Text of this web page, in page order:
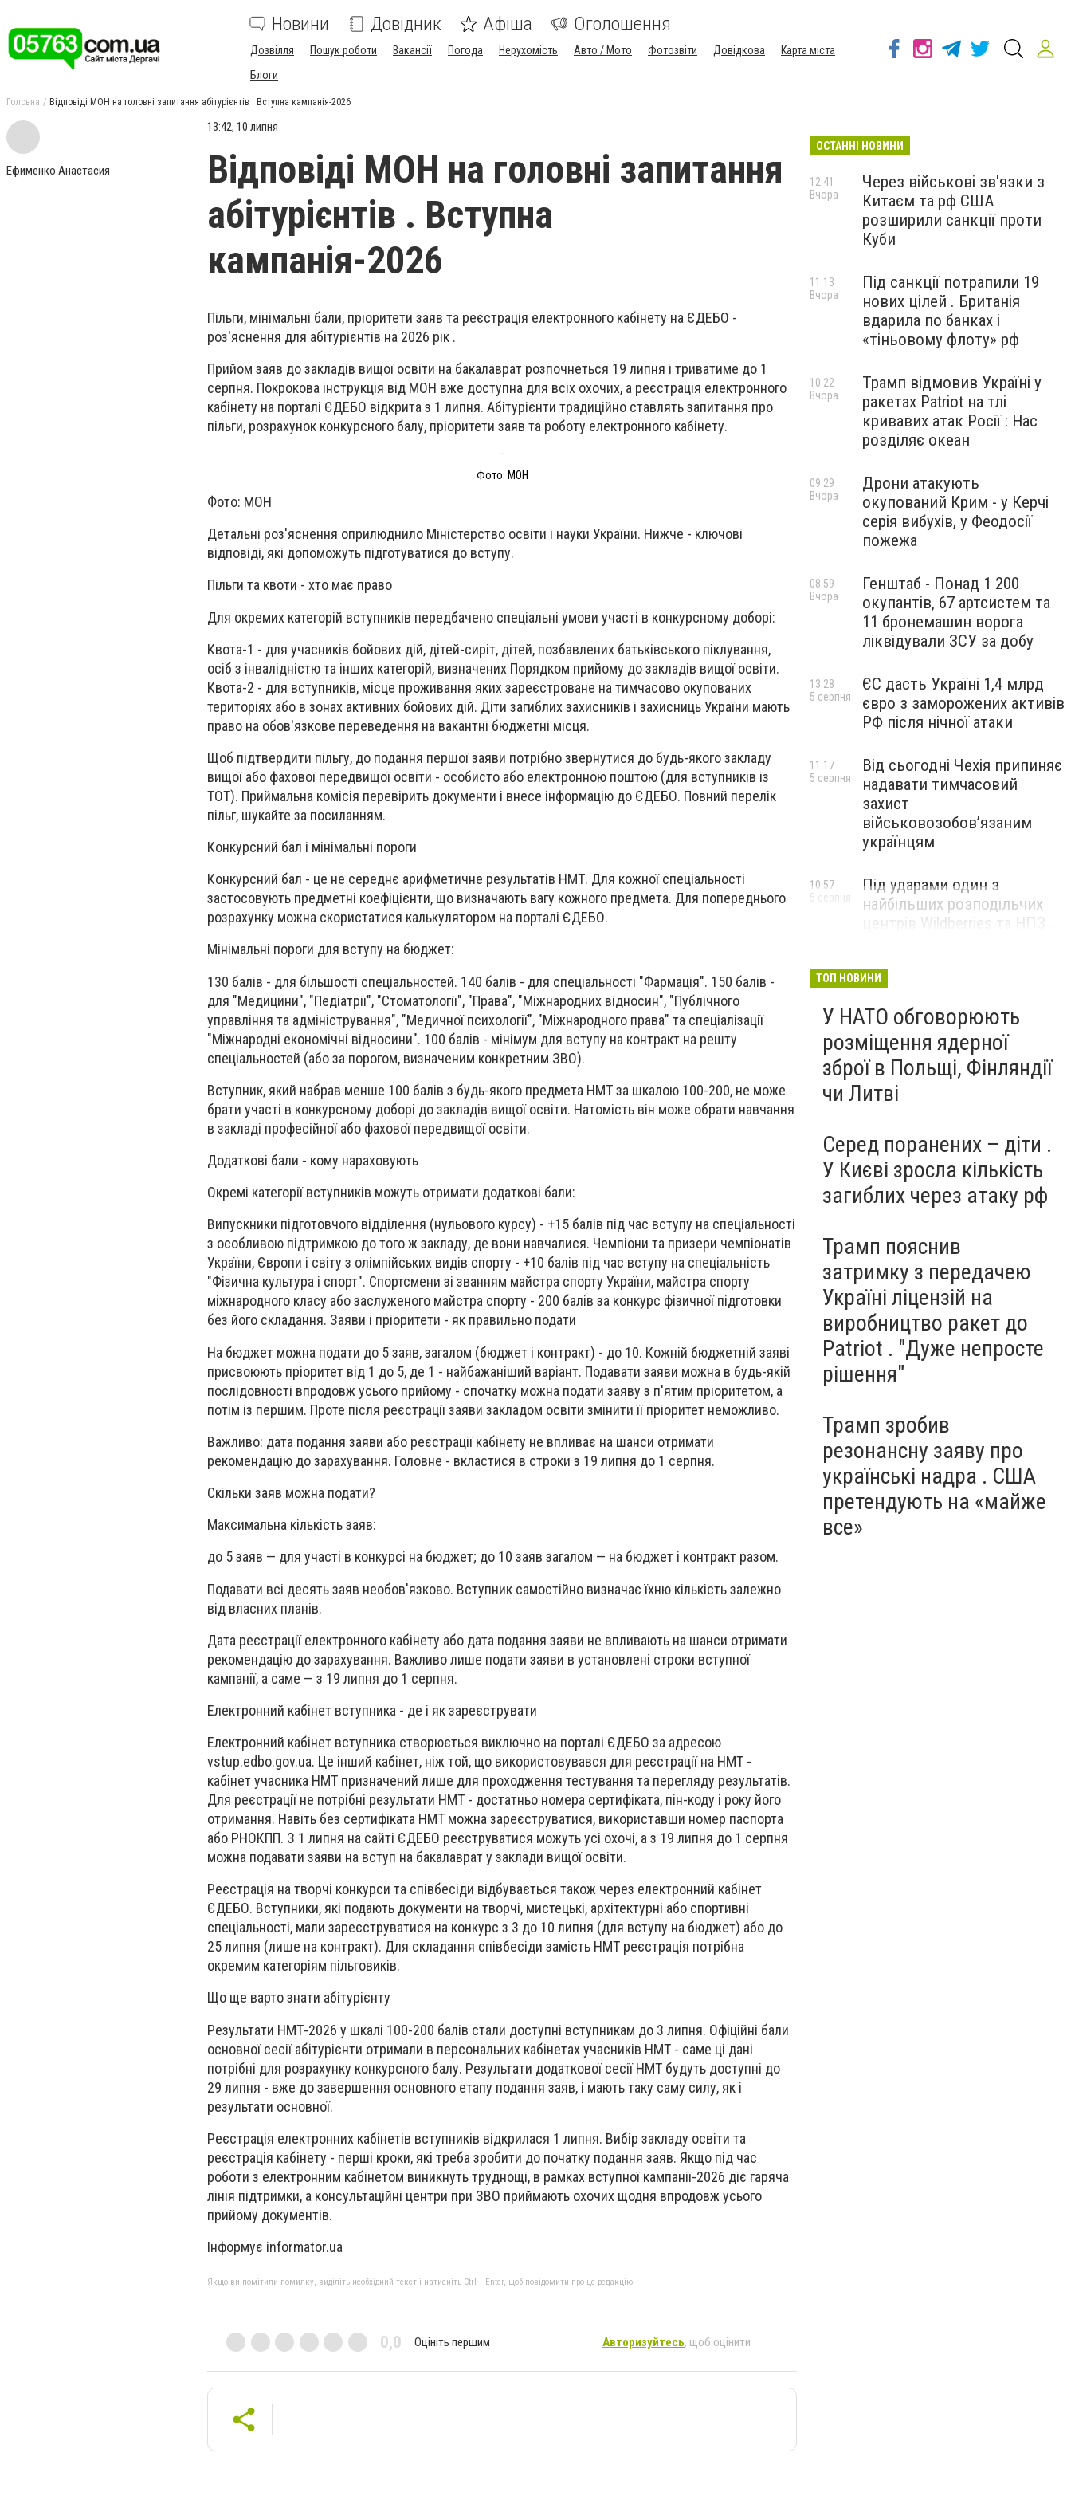
Новини Довідник Афіша Оголошення
Дозвілля Пошук роботи Вакансії Погода Нерухомість Авто / Мото Фотозвіти Довідкова
Карта міста
Блоги
Головна Відповіді МОН на головні запитання абітурієнтів . Вступна кампанія-2026
Ефименко Анастасия
13:42, 10 липня
Відповіді МОН на головні запитання
абітурієнтів . Вступна
кампанія-2026
Пільги, мінімальні бали, пріоритети заяв та реєстрація електронного кабінету на ЄДЕБО -
роз'яснення для абітурієнтів на 2026 рік .
Прийом заяв до закладів вищої освіти на бакалаврат розпочнеться 19 липня і триватиме до 1
серпня. Покрокова інструкція від МОН вже доступна для всіх охочих, а реєстрація електронного
кабінету на порталі ЄДЕБО відкрита з 1 липня. Абітурієнти традиційно ставлять запитання про
пільги, розрахунок конкурсного балу, пріоритети заяв та роботу електронного кабінету.
Фото: МОН
Фото: МОН
Детальні роз'яснення оприлюднило Міністерство освіти і науки України. Нижче - ключові
відповіді, які допоможуть підготуватися до вступу.
Пільги та квоти - хто має право
Для окремих категорій вступників передбачено спеціальні умови участі в конкурсному доборі:
Квота-1 - для учасників бойових дій, дітей-сиріт, дітей, позбавлених батьківського піклування,
осіб з інвалідністю та інших категорій, визначених Порядком прийому до закладів вищої освіти.
Квота-2 - для вступників, місце проживання яких зареєстроване на тимчасово окупованих
територіях або в зонах активних бойових дій. Діти загиблих захисників і захисниць України мають
право на обов'язкове переведення на вакантні бюджетні місця.
Щоб підтвердити пільгу, до подання першої заяви потрібно звернутися до будь-якого закладу
вищої або фахової передвищої освіти - особисто або електронною поштою (для вступників із
ТОТ). Приймальна комісія перевірить документи і внесе інформацію до ЄДЕБО. Повний перелік
пільг, шукайте за посиланням.
Конкурсний бал і мінімальні пороги
Конкурсний бал - це не середнє арифметичне результатів НМТ. Для кожної спеціальності
застосовують предметні коефіцієнти, що визначають вагу кожного предмета. Для попереднього
розрахунку можна скористатися калькулятором на порталі ЄДЕБО.
Мінімальні пороги для вступу на бюджет:
130 балів - для більшості спеціальностей. 140 балів - для спеціальності "Фармація". 150 балів -
для "Медицини", "Педіатрії", "Стоматології", "Права", "Міжнародних відносин", "Публічного
управління та адміністрування", "Медичної психології", "Міжнародного права" та спеціалізації
"Міжнародні економічні відносини". 100 балів - мінімум для вступу на контракт на решту
спеціальностей (або за порогом, визначеним конкретним ЗВО).
Вступник, який набрав менше 100 балів з будь-якого предмета НМТ за шкалою 100-200, не може
брати участі в конкурсному доборі до закладів вищої освіти. Натомість він може обрати навчання
в закладі професійної або фахової передвищої освіти.
Додаткові бали - кому нараховують
Окремі категорії вступників можуть отримати додаткові бали:
Випускники підготовчого відділення (нульового курсу) - +15 балів під час вступу на спеціальності
з особливою підтримкою до того ж закладу, де вони навчалися. Чемпіони та призери чемпіонатів
України, Європи і світу з олімпійських видів спорту - +10 балів під час вступу на спеціальність
"Фізична культура і спорт". Спортсмени зі званням майстра спорту України, майстра спорту
міжнародного класу або заслуженого майстра спорту - 200 балів за конкурс фізичної підготовки
без його складання. Заяви і пріоритети - як правильно подати
На бюджет можна подати до 5 заяв, загалом (бюджет і контракт) - до 10. Кожній бюджетній заяві
присвоюють пріоритет від 1 до 5, де 1 - найбажаніший варіант. Подавати заяви можна в будь-якій
послідовності впродовж усього прийому - спочатку можна подати заяву з п'ятим пріоритетом, а
потім із першим. Проте після реєстрації заяви закладом освіти змінити її пріоритет неможливо.
Важливо: дата подання заяви або реєстрації кабінету не впливає на шанси отримати
рекомендацію до зарахування. Головне - вкластися в строки з 19 липня до 1 серпня.
Скільки заяв можна подати?
Максимальна кількість заяв:
до 5 заяв — для участі в конкурсі на бюджет; до 10 заяв загалом — на бюджет і контракт разом.
Подавати всі десять заяв необов'язково. Вступник самостійно визначає їхню кількість залежно
від власних планів.
Дата реєстрації електронного кабінету або дата подання заяви не впливають на шанси отримати
рекомендацію до зарахування. Важливо лише подати заяви в установлені строки вступної
кампанії, а саме — з 19 липня до 1 серпня.
Електронний кабінет вступника - де і як зареєструвати
Електронний кабінет вступника створюється виключно на порталі ЄДЕБО за адресою
vstup.edbo.gov.ua. Це інший кабінет, ніж той, що використовувався для реєстрації на НМТ -
кабінет учасника НМТ призначений лише для проходження тестування та перегляду результатів.
Для реєстрації не потрібні результати НМТ - достатньо номера сертифіката, пін-коду і року його
отримання. Навіть без сертифіката НМТ можна зареєструватися, використавши номер паспорта
або РНОКПП. З 1 липня на сайті ЄДЕБО реєструватися можуть усі охочі, а з 19 липня до 1 серпня
можна подавати заяви на вступ на бакалаврат у заклади вищої освіти.
Реєстрація на творчі конкурси та співбесіди відбувається також через електронний кабінет
ЄДЕБО. Вступники, які подають документи на творчі, мистецькі, архітектурні або спортивні
спеціальності, мали зареєструватися на конкурс з 3 до 10 липня (для вступу на бюджет) або до
25 липня (лише на контракт). Для складання співбесіди замість НМТ реєстрація потрібна
окремим категоріям пільговиків.
Що ще варто знати абітурієнту
Результати НМТ-2026 у шкалі 100-200 балів стали доступні вступникам до 3 липня. Офіційні бали
основної сесії абітурієнти отримали в персональних кабінетах учасників НМТ - саме ці дані
потрібні для розрахунку конкурсного балу. Результати додаткової сесії НМТ будуть доступні до
29 липня - вже до завершення основного етапу подання заяв, і мають таку саму силу, як і
результати основної.
Реєстрація електронних кабінетів вступників відкрилася 1 липня. Вибір закладу освіти та
реєстрація кабінету - перші кроки, які треба зробити до початку подання заяв. Якщо під час
роботи з електронним кабінетом виникнуть труднощі, в рамках вступної кампанії-2026 діє гаряча
лінія підтримки, а консультаційні центри при ЗВО приймають охочих щодня впродовж усього
прийому документів.
Інформує informator.ua
Якщо ви помітили помилку, виділіть необхідний текст і натисніть Ctrl + Enter, щоб повідомити про це редакцію
0,0 Оцініть першим Авторизуйтесь, щоб оцінити
ОСТАННІ НОВИНИ
Через військові зв'язки з
Китаєм та рф США
розширили санкції проти
Куби
12:41
Вчора
Під санкції потрапили 19
нових цілей . Британія
вдарила по банках і
«тіньовому флоту» рф
11:13
Вчора
Трамп відмовив Україні у
ракетах Patriot на тлі
кривавих атак Росії : Нас
розділяє океан
10:22
Вчора
Дрони атакують
окупований Крим - у Керчі
серія вибухів, у Феодосії
пожежа
09:29
Вчора
Генштаб - Понад 1 200
окупантів, 67 артсистем та
11 бронемашин ворога
ліквідували ЗСУ за добу
08:59
Вчора
ЄС дасть Україні 1,4 млрд
євро з заморожених активів
РФ після нічної атаки
13:28
5 серпня
Від сьогодні Чехія припиняє
надавати тимчасовий
захист
військовозобов’язаним
українцям
11:17
5 серпня
Під ударами один з
найбільших розподільчих
центрів Wildberries та НПЗ .
10:57
5 серпня
ТОП НОВИНИ
У НАТО обговорюють
розміщення ядерної
зброї в Польщі, Фінляндії
чи Литві
Серед поранених – діти .
У Києві зросла кількість
загиблих через атаку рф
Трамп пояснив
затримку з передачею
Україні ліцензій на
виробництво ракет до
Patriot . "Дуже непросте
рішення"
Трамп зробив
резонансну заяву про
українські надра . США
претендують на «майже
все»